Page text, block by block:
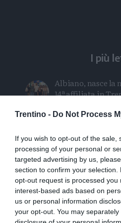
Trentino - Do Not Process
If you wish to opt-out of the sale,
processing of your personal or
targeted advertising by us,
section to confirm your
opt-out request is processed you
interest-based ads based on
us or personal information
your opt-out. You may
I più
Albiano, nasce la
14ª affiliata in
Intervento sul
quattro persone
Stasera a Folgaria il docufilm sul
bombardamento
Orsi, un
mappe degli